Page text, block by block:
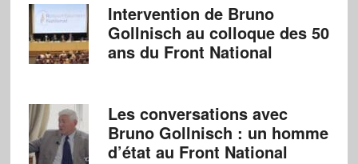
Intervention de Bruno
Gollnisch au colloque des 50
ans du Front National
Les conversations avec
Bruno Gollnisch : un homme
d’état au Front National